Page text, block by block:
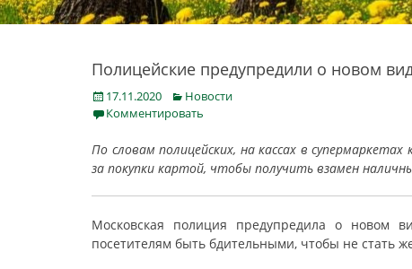
Полицейские предупредили о новом
Posted
on
17.11.2020 Categories
Новости
Комментировать
По словам полицейских, на кассах в
за покупки картой, чтобы получить взамен
Московская полиция предупредила о новом
посетителям быть бдительными, чтобы не стать